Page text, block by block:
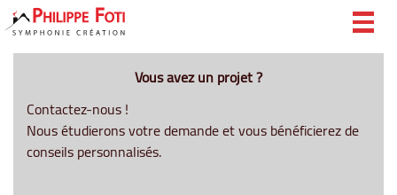
Vous avez un projet ?
Contactez-nous !
Nous étudierons votre demande et vous bénéficierez de
conseils personnalisés.